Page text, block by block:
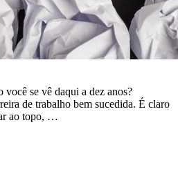
você se vê daqui a dez anos?
de trabalho bem sucedida. É claro
ao topo, …